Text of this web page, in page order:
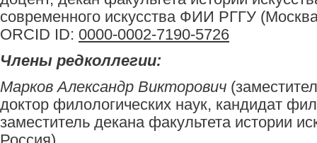
современного искусства ФИИ РГГУ
ORCID ID: 0000-0002-7190-5726
Члены редколлегии:
Марков Александр Викторович
доктор филологических наук, кандидат
заместитель декана факультета истории